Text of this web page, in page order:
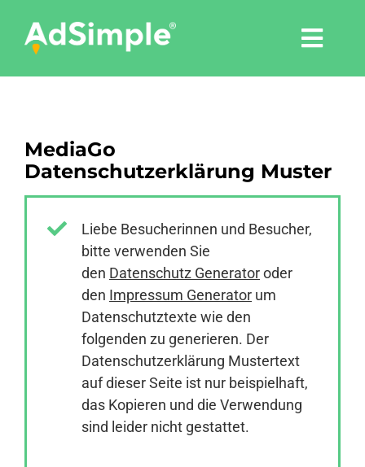
content
Tools
Pressemitteilungen
Anmelden
MediaGo
Datenschutzerklärung Muster
Liebe Besucherinnen und Besucher,
bitte verwenden Sie
den Datenschutz Generatoroder
den Impressum Generator um
Datenschutztexte wie den
folgenden zu generieren. Der
Datenschutzerklärung Mustertext
auf dieser Seite ist nur beispielhaft,
das Kopieren und die Verwendung
sind leider nicht gestattet.